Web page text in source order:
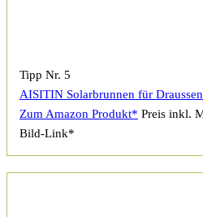
Tipp Nr. 5
AISITIN Solarbrunnen für
Zum Amazon Produkt* Preis inkl.
Bild-Link*